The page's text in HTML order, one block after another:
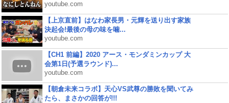
youtube.com
【上京直前】はなわ家長男・元輝を送り出す家族
決起会!最後の母の味を噛...
youtube.com
【CH1 前編】2020 アース・モンダミンカップ 大
会第1日(予選ラウンド)...
youtube.com
【朝倉未来コラボ】天心VS武尊の勝敗を聞いてみ
たら、まさかの回答が!!!